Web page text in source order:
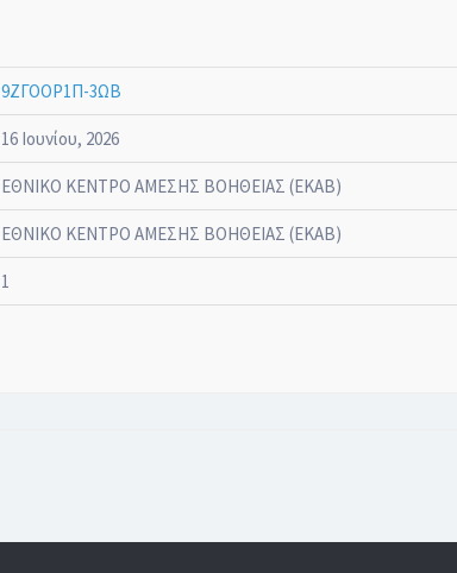
9ΖΓΟΟΡ1Π-3ΩΒ
16 Ιουνίου, 2026
ΕΘΝΙΚΟ ΚΕΝΤΡΟ ΑΜΕΣΗΣ ΒΟΗΘΕΙΑΣ (ΕΚΑΒ)
ΕΘΝΙΚΟ ΚΕΝΤΡΟ ΑΜΕΣΗΣ ΒΟΗΘΕΙΑΣ (ΕΚΑΒ)
1